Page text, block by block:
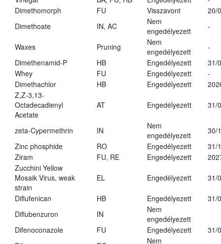
Dimethomorph
FU Visszavont
20/
Dimethoate
IN, AC
Nem
engedélyezett
-
Waxes Pruning
Nem
engedélyezett
-
Dimethenamid-P
HB Engedélyezett
31/
Whey
FU Engedélyezett
-
Dimethachlor
HB Engedélyezett
Z,Z-3,13-
Octadecadienyl
Acetate
AT Engedélyezett 31/
zeta-Cypermethrin IN
Nem
engedélyezett
30/
Zinc phosphide
RO Engedélyezett
31/
Ziram
FU, RE Engedélyezett
Zucchini Yellow
Mosaik Virus, weak
strain
EL Engedélyezett 31/
Diflufenican HB Engedélyezett
31/
Diflubenzuron
IN
Nem
engedélyezett
Difenoconazole
FU Engedélyezett
31/
Nem